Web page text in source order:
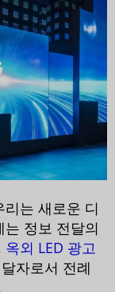
는 새로운 디
정보 전달의
옥외 LED 광고
자로서 전례